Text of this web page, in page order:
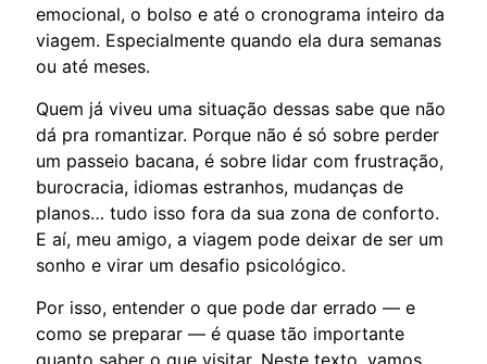
emocional, o bolso e até o cronograma inteiro da
viagem. Especialmente quando ela dura semanas
ou até meses.
Quem já viveu uma situação dessas sabe que não
dá pra romantizar. Porque não é só sobre perder
um passeio bacana, é sobre lidar com frustração,
burocracia, idiomas estranhos, mudanças de
planos… tudo isso fora da sua zona de conforto.
E aí, meu amigo, a viagem pode deixar de ser um
sonho e virar um desafio psicológico.
Por isso, entender o que pode dar errado — e
como se preparar — é quase tão importante
quanto saber o que visitar. Neste texto, vamos